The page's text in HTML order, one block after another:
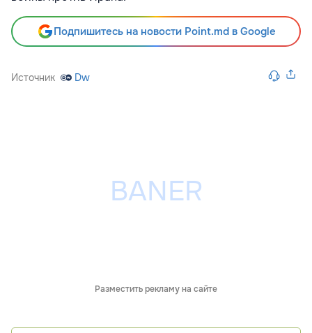
Подпишитесь на новости Point.md в Google
Источник Dw
Разместить рекламу на сайте